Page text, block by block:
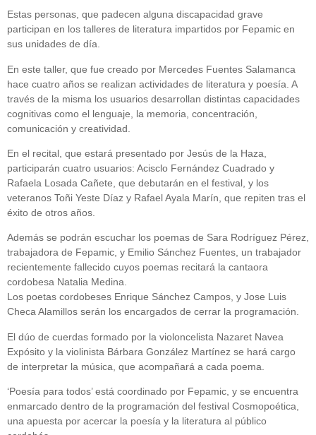
Estas personas, que padecen alguna discapacidad grave
participan en los talleres de literatura impartidos por Fepamic en
sus unidades de día.
En este taller, que fue creado por Mercedes Fuentes Salamanca
hace cuatro años se realizan actividades de literatura y poesía. A
través de la misma los usuarios desarrollan distintas capacidades
cognitivas como el lenguaje, la memoria, concentración,
comunicación y creatividad.
En el recital, que estará presentado por Jesús de la Haza,
participarán cuatro usuarios: Acisclo Fernández Cuadrado y
Rafaela Losada Cañete, que debutarán en el festival, y los
veteranos Toñi Yeste Díaz y Rafael Ayala Marín, que repiten tras el
éxito de otros años.
Además se podrán escuchar los poemas de Sara Rodríguez Pérez,
trabajadora de Fepamic, y Emilio Sánchez Fuentes, un trabajador
recientemente fallecido cuyos poemas recitará la cantaora
cordobesa Natalia Medina.
Los poetas cordobeses Enrique Sánchez Campos, y Jose Luis
Checa Alamillos serán los encargados de cerrar la programación.
El dúo de cuerdas formado por la violoncelista Nazaret Navea
Expósito y la violinista Bárbara González Martínez se hará cargo
de interpretar la música, que acompañará a cada poema.
‘Poesía para todos’ está coordinado por Fepamic, y se encuentra
enmarcado dentro de la programación del festival Cosmopoética,
una apuesta por acercar la poesía y la literatura al público